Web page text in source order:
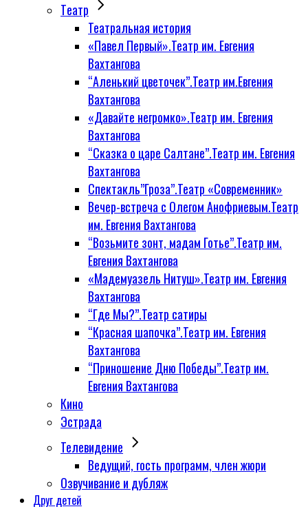
Tеатр
Театральная история
«Павел Первый».Театр им. Евгения
Вахтангова
“Аленький цветочек”.Театр им.Евгения
Вахтангова
«Давайте негромко».Театр им. Евгения
Вахтангова
“Сказка о царе Салтане”.Театр им. Евгения
Вахтангова
Спектакль”Гроза”.Театр «Современник»
Вечер-встреча с Олегом Анофриевым.Театр
им. Евгения Вахтангова
“Возьмите зонт, мадам Готье”.Театр им.
Евгения Вахтангова
«Мадемуазель Нитуш».Театр им. Евгения
Вахтангова
“Где Мы?”.Театр сатиры
“Красная шапочка”.Театр им. Евгения
Вахтангова
“Приношение Дню Победы”.Театр им.
Евгения Вахтангова
Кино
Эстрада
Телевидение
Ведущий, гость программ, член жюри
Озвучивание и дубляж
Друг детей